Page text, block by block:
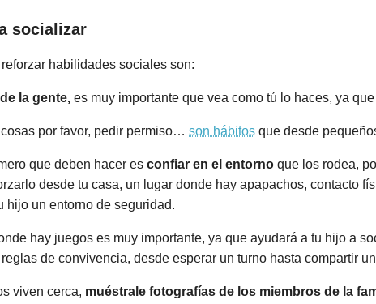
socializar
habilidades sociales son:
la gente, es muy importante que vea como tú lo haces, ya
por favor, pedir permiso… son hábitos que desde
que deben hacer es confiar en el entorno que los rodea,
desde tu casa, un lugar donde hay apapachos, contacto
hijo un entorno de seguridad.
hay juegos es muy importante, ya que ayudará a tu hijo a
de convivencia, desde esperar un turno hasta compartir
viven cerca, muéstrale fotografías de los miembros de la